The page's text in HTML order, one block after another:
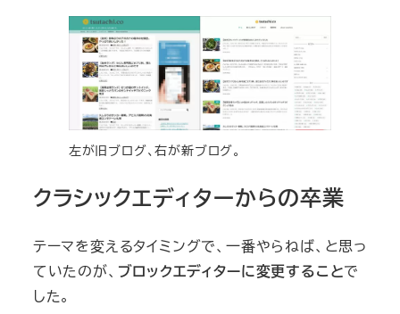
左が旧ブログ、右が新ブログ。
クラシックエディターからの卒業
テーマを変えるタイミングで、一番やらねば、と思っ
ていたのが、 ブロックエディターに変更することで
した。